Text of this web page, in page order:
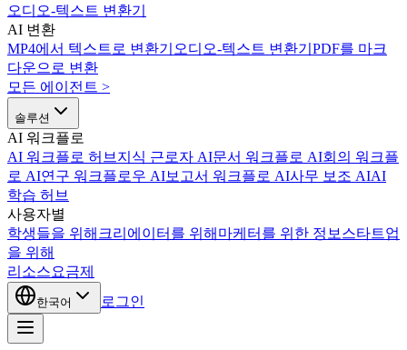
오디오-텍스트 변환기
AI 변환
MP4에서 텍스트로 변환기 오디오-텍스트 변환기 PDF를 마크
다운으로 변환
모든 에이전트 >
솔루션
AI 워크플로
AI 워크플로 허브 지식 근로자 AI문서 워크플로 AI회의 워크플
로 AI연구 워크플로우 AI보고서 워크플로 AI사무 보조 AIAI
학습 허브
사용자별
학생들을 위해 크리에이터를 위해 마케터를 위한 정보 스타트업
을 위해
리소스요금제
한국어 로그인